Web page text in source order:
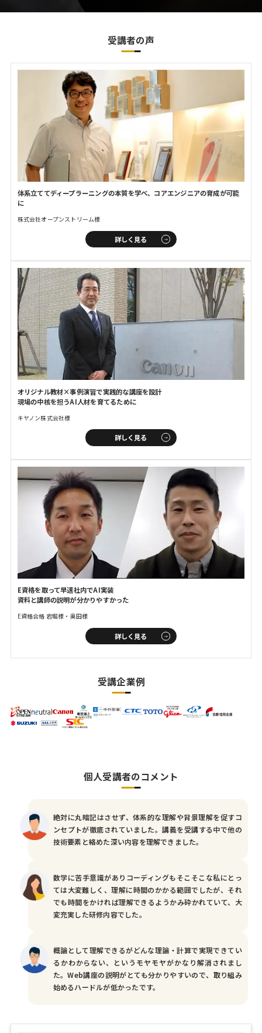
受講者の声
体系立ててディープラーニングの本質を学べ、コアエンジニアの育成が可能
に
株式会社オープンストリーム様
詳しく見る
オリジナル教材×事例演習で実践的な講座を設計
現場の中核を担うAI人材を育てるために
キヤノン株式会社様
詳しく見る
E資格を取って早速社内でAI実装
資料と講師の説明が分かりやすかった
E資格合格 岩堀様・奥田様
詳しく見る
受講企業例
個人受講者のコメント
絶対に丸暗記はさせず、体系的な理解や背景理解を促すコ
ンセプトが徹底されていました。講義を受講する中で他の
技術要素と絡めた深い内容を理解できました。
数学に苦手意識がありコーディングもそこそこな私にとっ
ては大変難しく、理解に時間のかかる範囲でしたが、それ
でも時間をかければ理解できるようかみ砕かれていて、大
変充実した研修内容でした。
概論として理解できるがどんな理論・計算で実現できてい
るかわからない、というモヤモヤがかなり解消されまし
た。Web講座の説明がとても分かりやすいので、取り組み
始めるハードルが低かったです。